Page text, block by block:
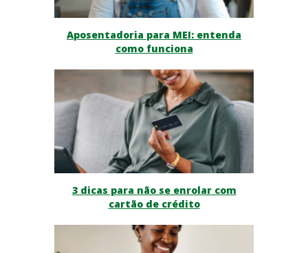
Aposentadoria para MEI: entenda
como funciona
3 dicas para não se enrolar com
cartão de crédito